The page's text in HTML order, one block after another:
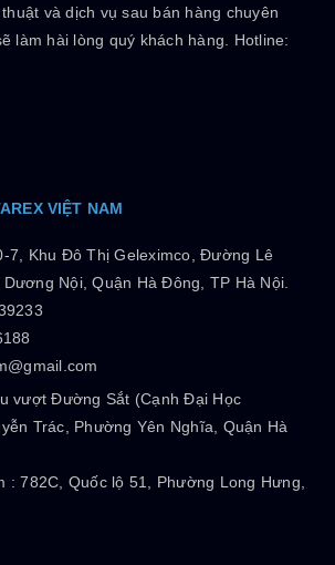
và dịch vụ sau bán hàng chuyên
làm hài lòng quý khách hàng. Hotline:
VIỆT NAM
7, Khu Đô Thị Geleximco, Đường Lê
Nội, Quận Hà Đông, TP Hà Nội.
vượt Đường Sắt (Cạnh Đại Học
Trác, Phường Yên Nghĩa, Quận Hà
:782C, Quốc lộ 51, Phường Long Hưng,